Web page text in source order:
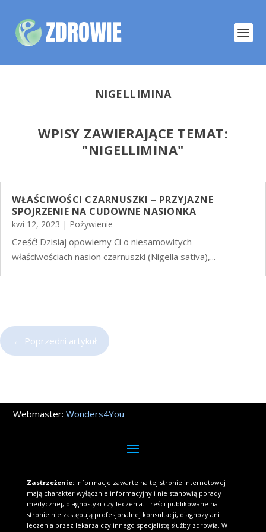
NIGELLIMINA
WPISY ZAWIERAJĄCE TEMAT:
"NIGELLIMINA"
WŁAŚCIWOŚCI CZARNUSZKI – PRZYJAZNE
SPOJRZENIE NA CUDOWNE NASIONKA
kwi 12, 2023 | Pożywienie
Cześć! Dzisiaj opowiemy Ci o niesamowitych
właściwościach nasion czarnuszki (Nigella sativa),...
← Poprzedni artykuł
Webmaster:Wonders4You
Zastrzeżenie:Informacje zawarte na tej stronie internetowej
mają charakter wyłącznie informacyjny i nie stanowią porady
medycznej, diagnostyki czy leczenia. Treści publikowane na
stronie nie zastępują profesjonalnej konsultacji, diagnozy ani
leczenia przez lekarza czy innego specjalistę służby zdrowia. W